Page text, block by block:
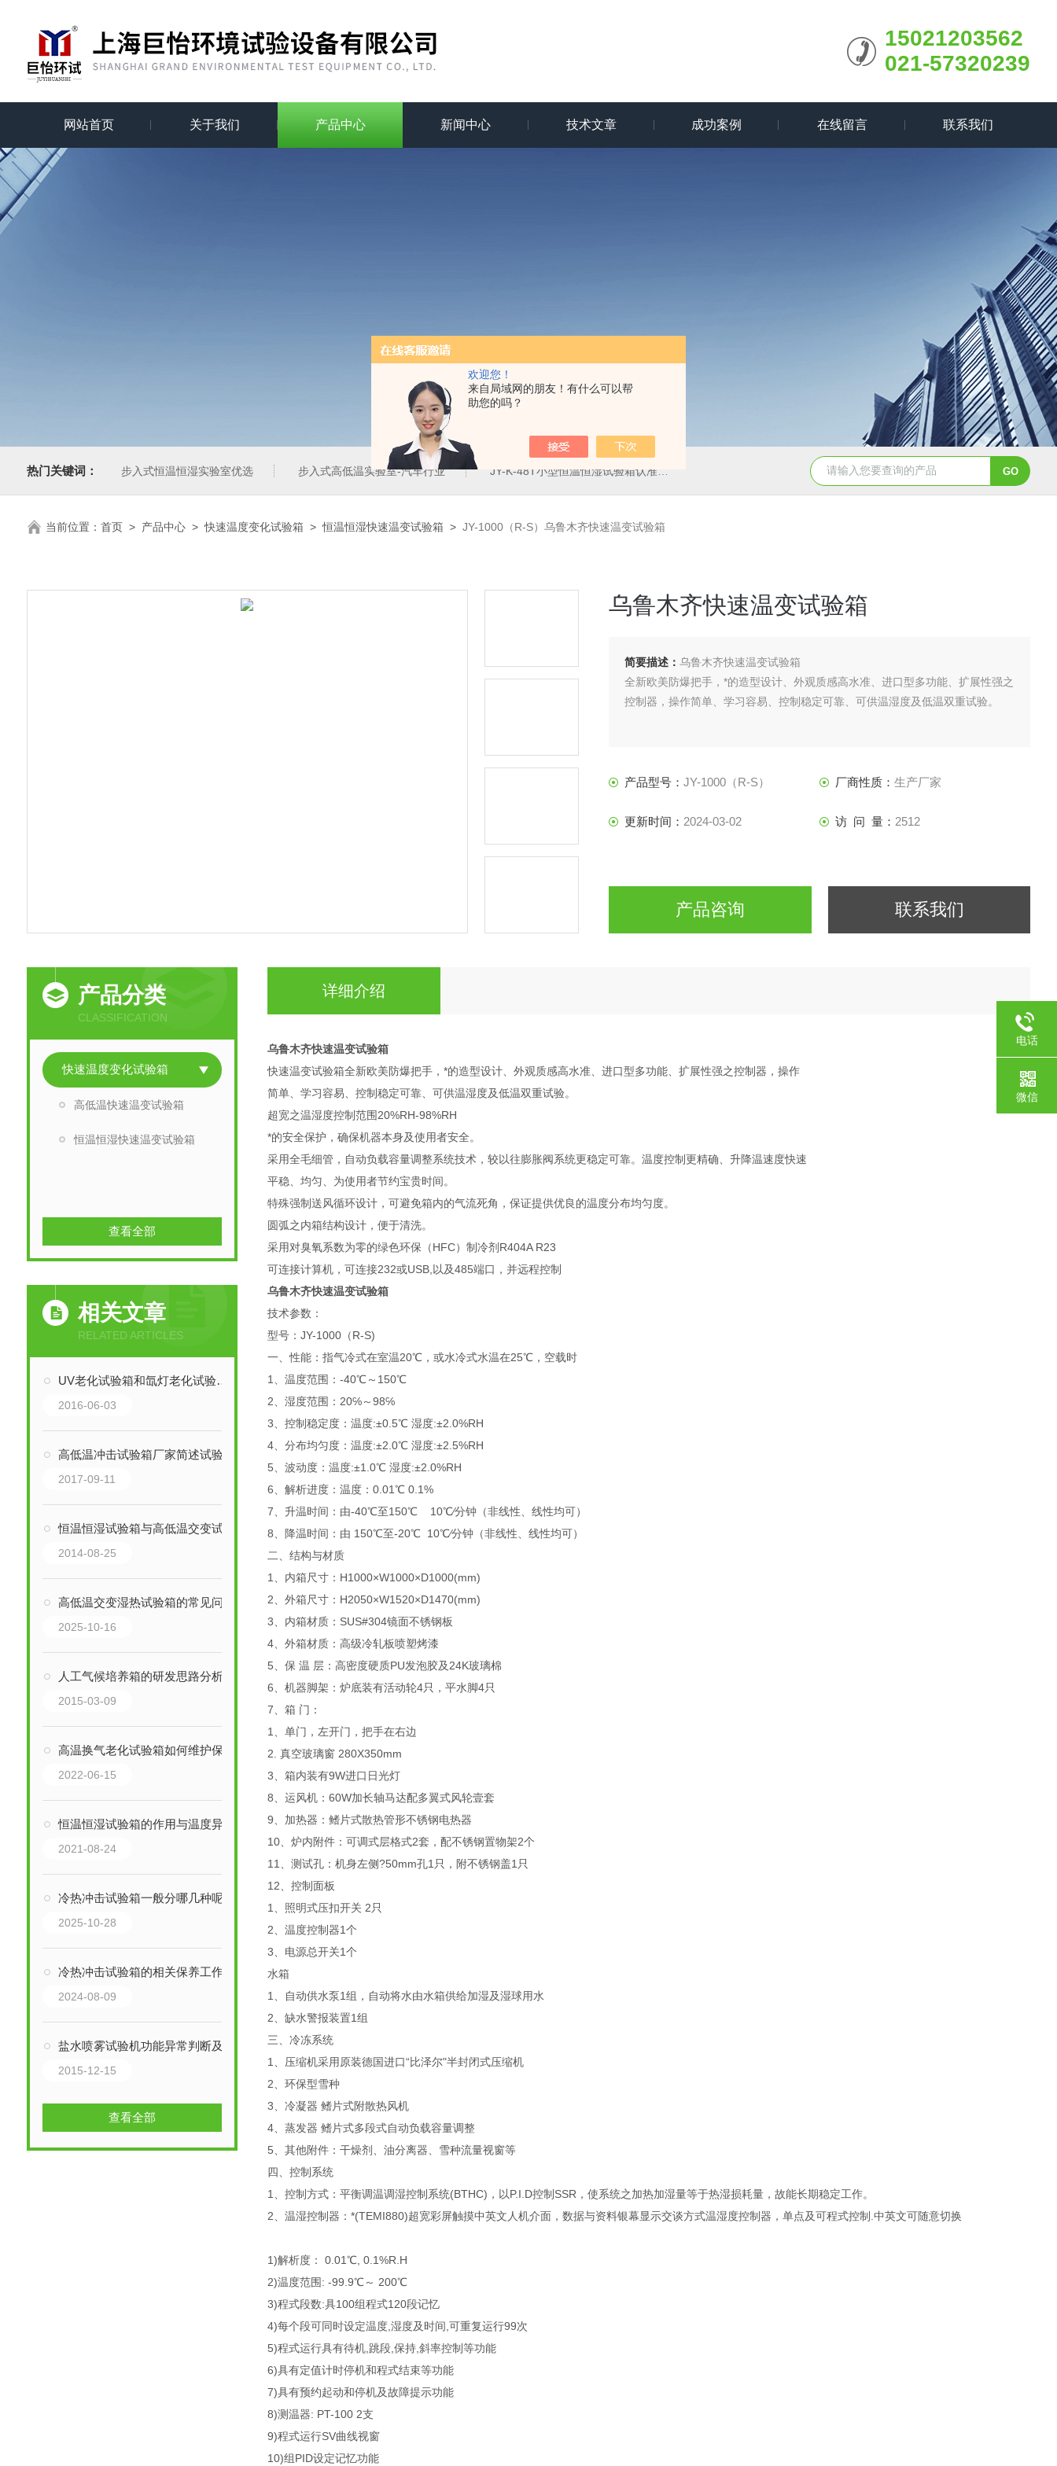
欢迎您！
来自局域网的朋友！有什么可以帮
助您的吗？
15021203562
021-57320239
网站首页 关于我们 产品中心 新闻中心 技术文章 成功案例 在线留言 联系我们
热门关键词： 步入式恒温恒湿实验室优选 步入式高低温实验室-汽车行业 JY-K-48T小型恒温恒湿试验箱认准巨怡环试 JY-K-48T小型恒温恒湿试验箱半导体行业专用 JY-K-
当前位置： 首页> 产品中心>快速温度变化试验箱 >恒温恒湿快速温变试验箱 > JY-1000（R-S）乌鲁木齐快速温变试验箱
乌鲁木齐快速温变试验箱
简要描述：乌鲁木齐快速温变试验箱
全新欧美防爆把手，*的造型设计、外观质感高水准、进口型多功能、扩展性强之
控制器，操作简单、学习容易、控制稳定可靠、可供温湿度及低温双重试验。
产品型号：JY-1000（R-S） 厂商性质：生产厂家
更新时间： 2024-03-02 访 问 量： 2512
产品咨询 联系我们
产品分类
CLASSIFICATION
快速温度变化试验箱
高低温快速温变试验箱
恒温恒湿快速温变试验箱
查看全部
相关文章
RELATED ARTICLES
UV老化试验箱和氙灯老化试验箱的区别：
2016-06-03
高低温冲击试验箱厂家简述试验五部曲
2017-09-11
恒温恒湿试验箱与高低温交变试验箱的区别：巨怡品牌
2014-08-25
高低温交变湿热试验箱的常见问题相应解决方法分享
2025-10-16
人工气候培养箱的研发思路分析
2015-03-09
高温换气老化试验箱如何维护保养
2022-06-15
恒温恒湿试验箱的作用与温度异常的解决方法
2021-08-24
冷热冲击试验箱一般分哪几种呢？
2025-10-28
冷热冲击试验箱的相关保养工作介绍
2024-08-09
盐水喷雾试验机功能异常判断及处理
2015-12-15
查看全部
详细介绍
乌鲁木齐快速温变试验箱
快速温变试验箱全新欧美防爆把手，*的造型设计、外观质感高水准、进口型多功能、扩展性强之控制器，操作
简单、学习容易、控制稳定可靠、可供温湿度及低温双重试验。
超宽之温湿度控制范围20%RH-98%RH
*的安全保护，确保机器本身及使用者安全。
采用全毛细管，自动负载容量调整系统技术，较以往膨胀阀系统更稳定可靠。温度控制更精确、升降温速度快速
平稳、均匀、为使用者节约宝贵时间。
特殊强制送风循环设计，可避免箱内的气流死角，保证提供优良的温度分布均匀度。
圆弧之内箱结构设计，便于清洗。
采用对臭氧系数为零的绿色环保（HFC）制冷剂R404A R23
可连接计算机，可连接232或USB,以及485端口，并远程控制
乌鲁木齐快速温变试验箱
技术参数：
型号：JY-1000（R-S)
一、性能：指气冷式在室温20℃，或水冷式水温在25℃，空载时
1、温度范围：-40℃～150℃
2、湿度范围：20℅～98℅
3、控制稳定度：温度:±0.5℃ 湿度:±2.0%RH
4、分布均匀度：温度:±2.0℃ 湿度:±2.5%RH
5、波动度：温度:±1.0℃ 湿度:±2.0%RH
6、解析进度：温度：0.01℃ 0.1%
7、升温时间：由-40℃至150℃ 10℃∕分钟（非线性、线性均可）
8、降温时间：由 150℃至-20℃ 10℃∕分钟（非线性、线性均可）
二、结构与材质
1、内箱尺寸：H1000×W1000×D1000(mm)
2、外箱尺寸：H2050×W1520×D1470(mm)
3、内箱材质：SUS#304镜面不锈钢板
4、外箱材质：高级冷轧板喷塑烤漆
5、保 温 层：高密度硬质PU发泡胶及24K玻璃棉
6、机器脚架：炉底装有活动轮4只，平水脚4只
7、箱 门：
1、单门，左开门，把手在右边
2. 真空玻璃窗 280X350mm
3、箱内装有9W进口日光灯
8、运风机：60W加长轴马达配多翼式风轮壹套
9、加热器：鳍片式散热管形不锈钢电热器
10、炉内附件：可调式层格式2套，配不锈钢置物架2个
11、测试孔：机身左侧?50mm孔1只，附不锈钢盖1只
12、控制面板
1、照明式压扣开关 2只
2、温度控制器1个
3、电源总开关1个
水箱
1、自动供水泵1组，自动将水由水箱供给加湿及湿球用水
2、缺水警报装置1组
三、冷冻系统
1、压缩机采用原装德国进口“比泽尔"半封闭式压缩机
2、环保型雪种
3、冷凝器 鳍片式附散热风机
4、蒸发器 鳍片式多段式自动负载容量调整
5、其他附件：干燥剂、油分离器、雪种流量视窗等
四、控制系统
1、控制方式：平衡调温调湿控制系统(BTHC)，以P.I.D控制SSR，使系统之加热加湿量等于热湿损耗量，故能长期稳定工作。
2、温湿控制器：*(TEMI880)超宽彩屏触摸中英文人机介面，数据与资料银幕显示交谈方式温湿度控制器，单点及可程式控制.中英文可随意切换
1)解析度： 0.01℃, 0.1%R.H
2)温度范围: -99.9℃～ 200℃
3)程式段数:具100组程式120段记忆
4)每个段可同时设定温度,湿度及时间,可重复运行99次
5)程式运行具有待机,跳段,保持,斜率控制等功能
6)具有定值计时停机和程式结束等功能
7)具有预约起动和停机及故障提示功能
8)测温器: PT-100 2支
9)程式运行SV曲线视窗
10)组PID设定记忆功能
电话
微信